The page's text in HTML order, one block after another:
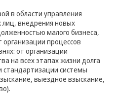
в области управления
внедрения новых
малого бизнеса,
процессов
от организации
на всех этапах жизни долга
стандартизации системы
выездное взыскание,